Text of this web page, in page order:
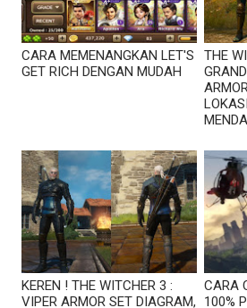
CARA MEMENANGKAN LET'S
GET RICH DENGAN MUDAH
THE
KEREN ! THE WITCHER 3 :
VIPER ARMOR SET DIAGRAM,
CARA
100%